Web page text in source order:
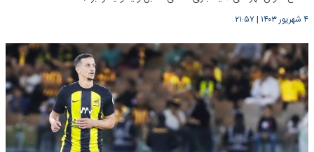
۴ شهریور ۱۴۰۳ | ۲۱:۵۷